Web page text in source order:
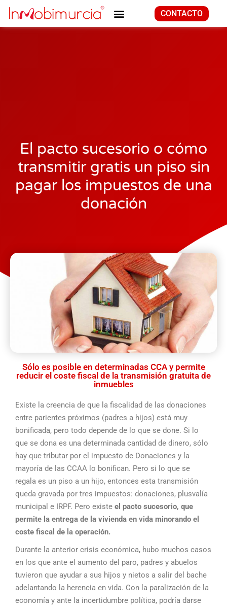
CONTACTO
El pacto sucesorio o cómo
transmitir gratis un piso sin
pagar los impuestos de una
donación
Sólo es posible en determinadas CCA y permite
reducir el coste fiscal de la transmisión gratuita de
inmuebles
Existe la creencia de que la fiscalidad de las donaciones
entre parientes próximos (padres a hijos) está muy
bonificada, pero todo depende de lo que se done. Si lo
que se dona es una determinada cantidad de dinero, sólo
hay que tributar por el impuesto de Donaciones y la
mayoría de las CCAA lo bonifican. Pero si lo que se
regala es un piso a un hijo, entonces esta transmisión
queda gravada por tres impuestos: donaciones, plusvalía
municipal e IRPF. Pero existe el pacto sucesorio, que
permite la entrega de la vivienda en vida minorando el
coste fiscal de la operación.
Durante la anterior crisis económica, hubo muchos casos
en los que ante el aumento del paro, padres y abuelos
tuvieron que ayudar a sus hijos y nietos a salir del bache
adelantando la herencia en vida. Con la paralización de la
economía y ante la incertidumbre política, podría darse